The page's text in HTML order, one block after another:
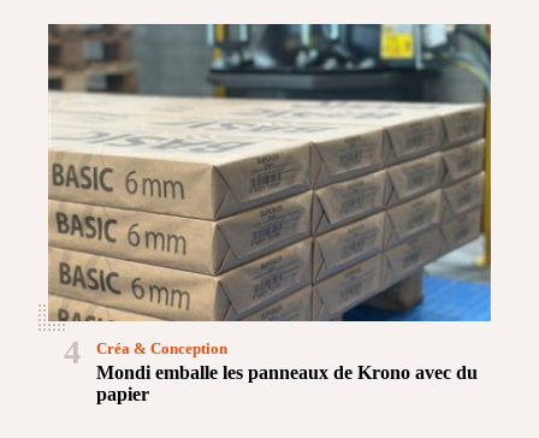
4
Mondi emballe les panneaux de Krono avec du
papier
Créa & Conception